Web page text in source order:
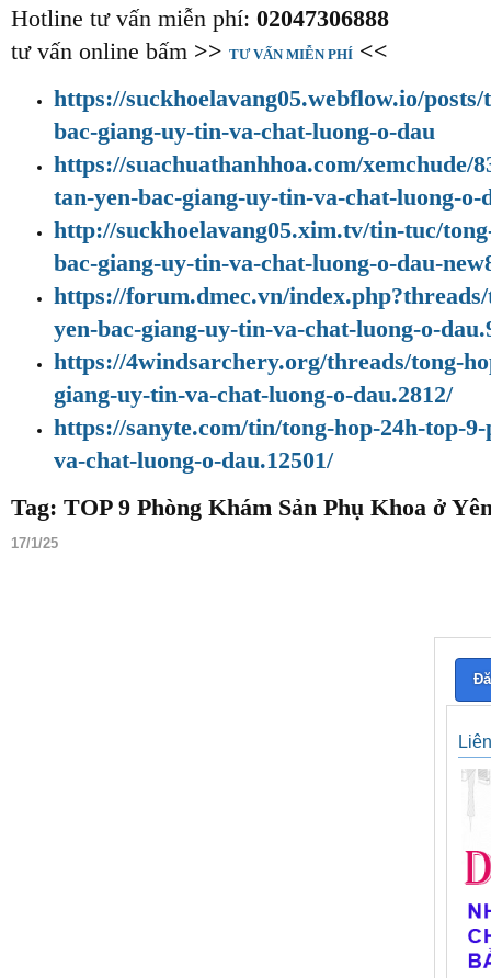
Hotline tư vấn miễn phí: 02047306888
tư vấn online bấm >> TƯ VẤN MIỄN PHÍ <<
https://suckhoelavang05.webflow.io/
bac-giang-uy-tin-va-chat-luong-o-dau
https://suachuathanhhoa.com/xemchude/
tan-yen-bac-giang-uy-tin-va-chat-luong-o-
http://suckhoelavang05.xim.tv/tin-tuc/
bac-giang-uy-tin-va-chat-luong-o-dau-
https://forum.dmec.vn/
yen-bac-giang-uy-tin-va-chat-luong-o-
https://4windsarchery.org/threads/tong-
giang-uy-tin-va-chat-luong-o-dau.2812/
https://sanyte.com/tin/tong-hop-24h-top-
va-chat-luong-o-dau.12501/
Tag: TOP 9 Phòng Khám Sản Phụ Khoa ở
17/1/25